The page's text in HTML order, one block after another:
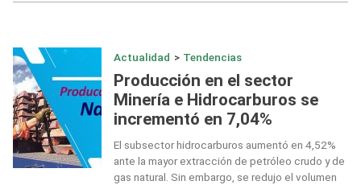
Actualidad > Tendencias
Producción en el sector
Minería e Hidrocarburos se
incrementó en 7,04%
El subsector hidrocarburos aumentó en 4,52%
ante la mayor extracción de petróleo crudo y de
gas natural. Sin embargo, se redujo el volumen